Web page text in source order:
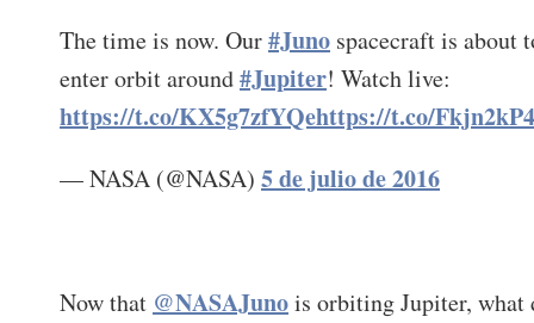
The time is now. Our#Juno spacecraft is about
enter orbit around#Jupiter! Watch live:
https://t.co/KX5g7zfYQehttps://t.co/
— NASA (@NASA) 5 de julio de 2016
Now that @NASAJunois orbiting Jupiter, what